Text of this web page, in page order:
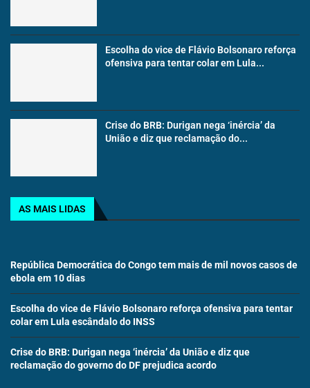
Escolha do vice de Flávio Bolsonaro reforça
ofensiva para tentar colar em Lula...
Crise do BRB: Durigan nega ‘inércia’ da
União e diz que reclamação do...
AS MAIS LIDAS
República Democrática do Congo tem mais de mil novos casos de
ebola em 10 dias
Escolha do vice de Flávio Bolsonaro reforça ofensiva para tentar
colar em Lula escândalo do INSS
Crise do BRB: Durigan nega ‘inércia’ da União e diz que
reclamação do governo do DF prejudica acordo